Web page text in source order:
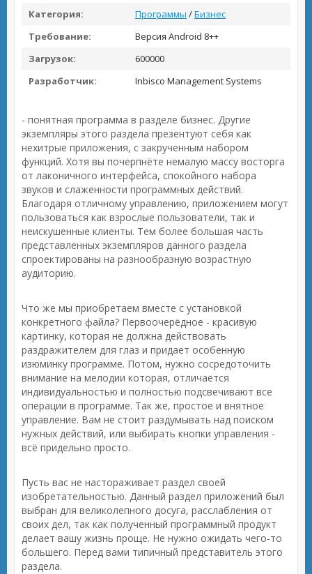
Категория:
Программы /Бизнес
Требование:
Версия Android 8++
Загрузок:
600000
Разработчик:
Inbisco Management Systems
- понятная программа в разделе бизнес. Другие
экземпляры этого раздела презентуют себя как
нехитрые приложения, с закрученным набором
функций. Хотя вы почерпнёте немалую массу восторга
от лаконичного интерфейса, спокойного набора
звуков и слаженности программных действий.
Благодаря отличному управлению, приложением могут
пользоваться как взрослые пользователи, так и
неискушенные клиенты. Тем более большая часть
представленных экземпляров данного раздела
спроектированы на разнообразную возрастную
аудиторию.
Что же мы приобретаем вместе с установкой
конкретного файла? Первоочерёдное - красивую
картинку, которая не должна действовать
раздражителем для глаз и придает особенную
изюминку программе. Потом, нужно сосредоточить
внимание на мелодии которая, отличается
индивидуальностью и полностью подсвечивают все
операции в программе. Так же, простое и внятное
управление. Вам не стоит раздумывать над поиском
нужных действий, или выбирать кнопки управления -
всё придельно просто.
Пусть вас не настораживает раздел своей
изобретательностью. Данный раздел приложений был
выбран для великолепного досуга, расслабления от
своих дел, так как полученный программный продукт
делает вашу жизнь проще. Не нужно ожидать чего-то
большего. Перед вами типичный представитель этого
раздела.